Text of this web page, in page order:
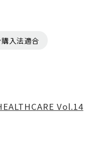
入法適合
Vol.14